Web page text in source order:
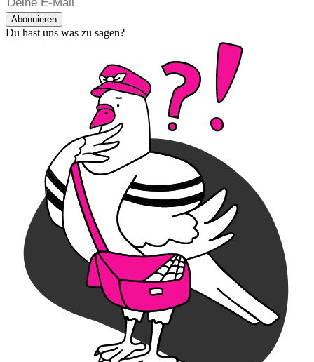
Abonnieren
Du hast uns was zu sagen?